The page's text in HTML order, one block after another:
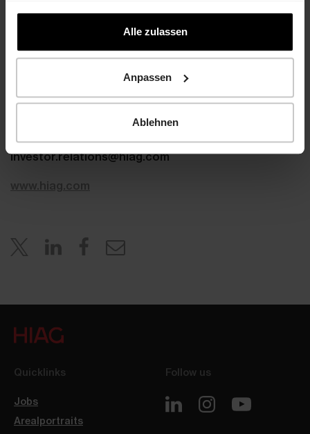
die sie im Rahmen Ihrer Nutzung der Dienste
Alle zulassen
Anpassen
Ablehnen
4052 Basel
investor.relations@hiag.com
www.hiag.com
Quicklinks
Jobs
Arealportraits
Follow us